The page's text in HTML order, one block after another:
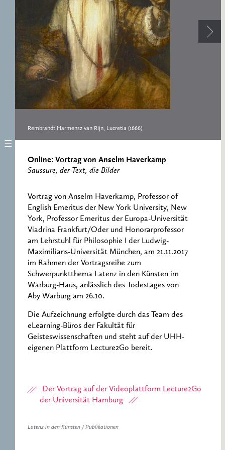
ERNST CASSIRER
ARBEITSSTELLE 1997-
2007
Rembrandt Harmensz van Rijn, Lucretia (1666)
Online: Vortrag von Anselm Haverkamp
Saussure, der Text, die Bilder
Vortrag von Anselm Haverkamp, Professor of
English Emeritus der New York University, New
York, Professor Emeritus der Europa-Universität
Viadrina Frankfurt/Oder und Honorarprofessor
am Lehrstuhl für Philosophie I der Ludwig-
Maximilians-Universität München, am 21.11.2017
im Rahmen der Vortragsreihe zum
Schwerpunktthema Latenz in den Künsten im
Warburg-Haus, anlässlich des Todestages von
Aby Warburg am 26.10.
Die Aufzeichnung erfolgte durch das Team des
eLearning-Büros der Fakultät für
Geisteswissenschaften und steht auf der UHH-
eigenen Plattform Lecture2Go bereit.
Der Vortrag auf der Videoplattform Lecture2Go
der Universität Hamburg
Latenz in den Künsten / Publikationen